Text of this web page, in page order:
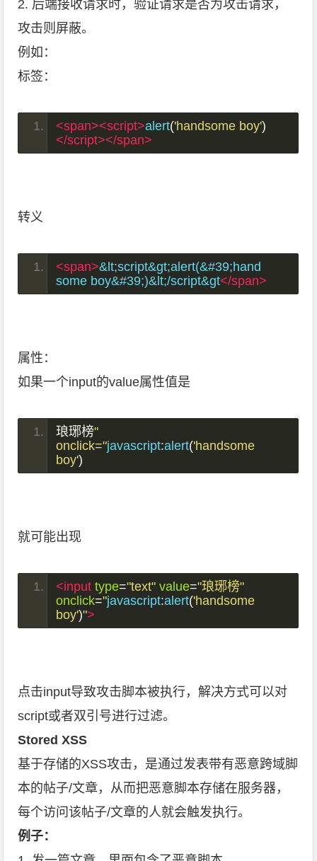
2. 后端接收请求时，验证请求是否为攻击请求，
攻击则屏蔽。
例如：
标签：
<span><script>alert('handsome boy')
</script></span>
转义
<span>&lt;script&gt;alert(&#39;hand
some boy&#39;)&lt;/script&gt</span>
属性：
如果一个input的value属性值是
琅琊榜"
onclick="javascript:alert('handsome
boy')
就可能出现
<input type="text" value="琅琊榜"
onclick="javascript:alert('handsome
boy')">
点击input导致攻击脚本被执行，解决方式可以对
script或者双引号进行过滤。
Stored XSS
基于存储的XSS攻击，是通过发表带有恶意跨域脚
本的帖子/文章，从而把恶意脚本存储在服务器，
每个访问该帖子/文章的人就会触发执行。
例子：